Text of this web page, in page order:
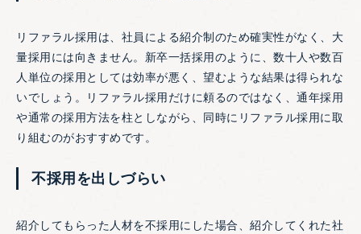
リファラル採用は、社員による紹介制のため確実性がなく、大
量採用には向きません。新卒一括採用のように、数十人や数百
人単位の採用としては効率が悪く、望むような結果は得られな
いでしょう。リファラル採用だけに頼るのではなく、通年採用
や通常の採用方法を柱としながら、同時にリファラル採用に取
り組むのがおすすめです。
不採用を出しづらい
紹介してもらった人材を不採用にした場合、紹介してくれた社